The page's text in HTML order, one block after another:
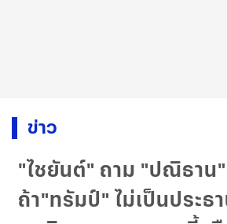
ข่าว
"ไชยันต์" ถาม "ปณิธาน
ถ้า"ทรัมป์" ไม่เป็นประธ